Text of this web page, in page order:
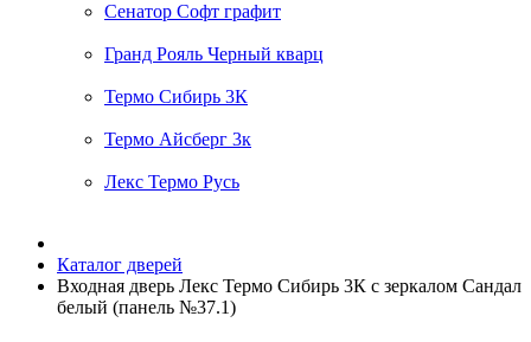
Сенатор Софт графит
Гранд Рояль Черный кварц
Термо Сибирь 3К
Термо Айсберг 3к
Лекс Термо Русь
Каталог дверей
Входная дверь Лекс Термо Сибирь 3К с зеркалом Сандал
белый (панель №37.1)